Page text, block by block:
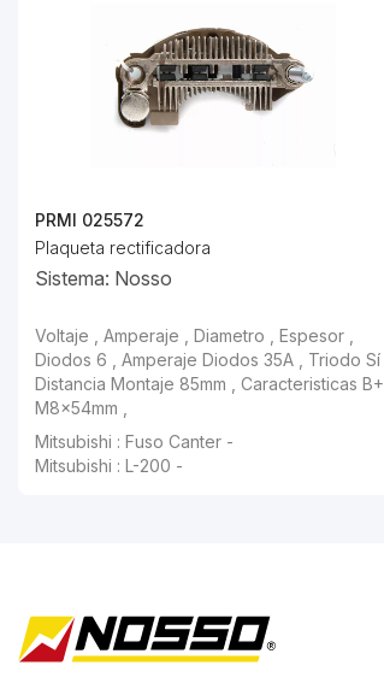
PRMI 025572
Plaqueta rectificadora
Sistema: Nosso
Voltaje , Amperaje , Diametro , Espesor ,
Diodos 6 , Amperaje Diodos 35A , Triodo Sí ,
Distancia Montaje 85mm , Caracteristicas B+
M8×54mm ,
Mitsubishi : Fuso Canter -
Mitsubishi : L-200 -